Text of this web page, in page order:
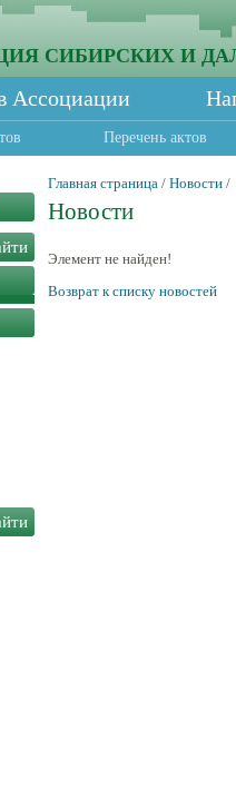
СИБИРСКИХ И
Ассоциации
Перечень актов
Главная страница / Новости /
Новости
Элемент не найден!
Возврат к списку новостей